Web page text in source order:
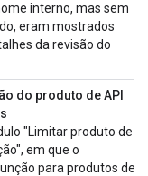
interno, mas sem
eram mostrados
da revisão do
do produto de API
"Limitar produto de
em que o
para produtos de